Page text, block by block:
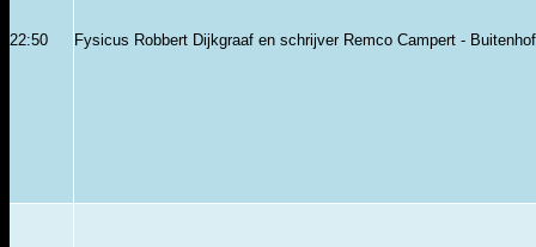
22:50 Fysicus Robbert Dijkgraaf en schrijver Remco Campert -